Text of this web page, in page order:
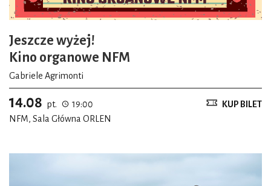
Jeszcze wyżej!
Kino organowe NFM
Gabriele Agrimonti
14.08 pt.
19:00
NFM, Sala Główna ORLEN
KUP BILET